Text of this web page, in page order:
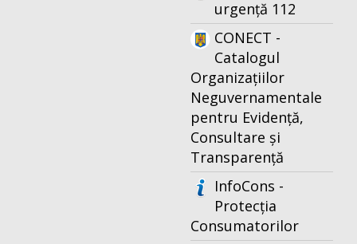
urgență 112
CONECT -
Catalogul
Organizațiilor
Neguvernamentale
pentru Evidență,
Consultare și
Transparență
InfoCons -
Protecția
Consumatorilor